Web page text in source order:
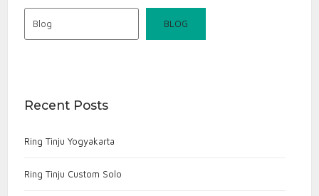
BLOG
Recent Posts
Ring Tinju Yogyakarta
Ring Tinju Custom Solo